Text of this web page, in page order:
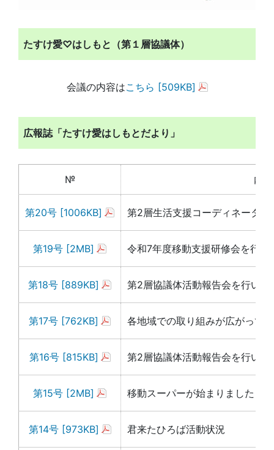
たすけ愛♡はしもと（第１層協議体）
会議の内容はこちら [509KB]
広報誌「たすけ愛はしもとだより」
№ 内容
第20号 [1006KB] 第2層生活支援コーディネータ
第19号 [2MB] 令和7年度移動支援研修会を行い
第18号 [889KB] 第2層協議体活動報告会を行いま
第17号 [762KB] 各地域での取り組みが広がって
第16号 [815KB] 第2層協議体活動報告会を行いま
第15号 [2MB] 移動スーパーが始まりました
第14号 [973KB] 君来たひろば活動状況